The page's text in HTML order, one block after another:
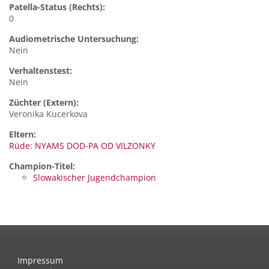
Patella-Status (Rechts):
0
Audiometrische Untersuchung:
Nein
Verhaltenstest:
Nein
Züchter (Extern):
Veronika Kucerkova
Eltern:
Rüde: NYAMS DOD-PA OD VILZONKY
Champion-Titel:
Slowakischer Jugendchampion
Impressum